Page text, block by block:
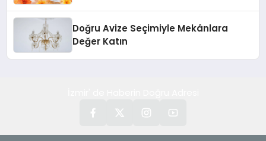
Doğru Avize Seçimiyle Mekânlara
Değer Katın